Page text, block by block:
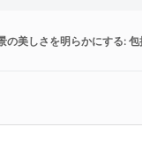
の美しさを明らかにする: